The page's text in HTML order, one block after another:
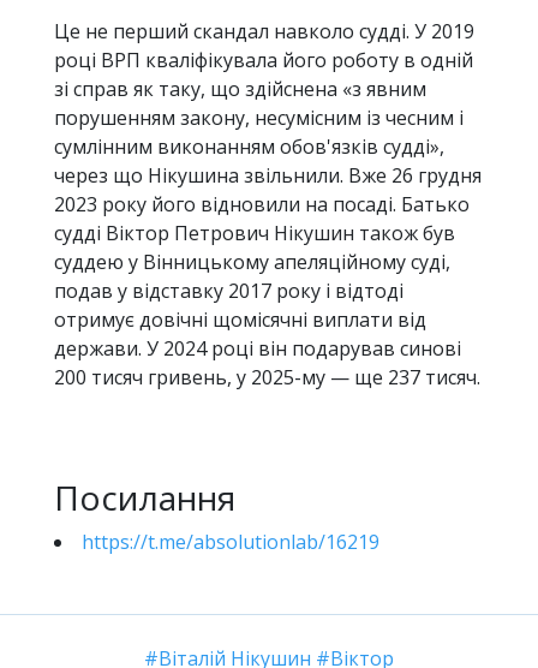
Це не перший скандал навколо судді. У 2019
році ВРП кваліфікувала його роботу в одній
зі справ як таку, що здійснена «з явним
порушенням закону, несумісним із чесним і
сумлінним виконанням обов'язків судді»,
через що Нікушина звільнили. Вже 26 грудня
2023 року його відновили на посаді. Батько
судді Віктор Петрович Нікушин також був
суддею у Вінницькому апеляційному суді,
подав у відставку 2017 року і відтоді
отримує довічні щомісячні виплати від
держави. У 2024 році він подарував синові
200 тисяч гривень, у 2025-му — ще 237 тисяч.
Посилання
https://t.me/absolutionlab/16219
Віталій Нікушин Віктор